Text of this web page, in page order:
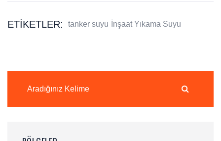
ETIKETLER: tanker suyu İnşaat Yıkama Suyu